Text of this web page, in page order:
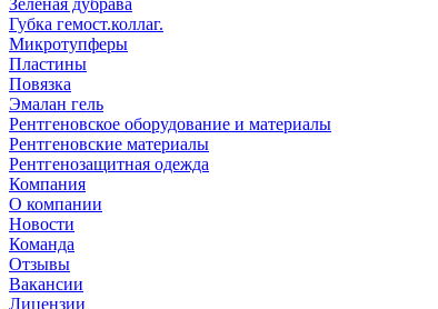
Зелёная дубрава
Губка гемост.коллаг.
Микротупферы
Пластины
Повязка
Эмалан гель
Рентгеновское оборудование и материалы
Рентгеновские материалы
Рентгенозащитная одежда
Компания
О компании
Новости
Команда
Отзывы
Вакансии
Лицензии